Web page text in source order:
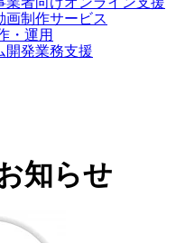
画制作サービス
・運用
開発業務支援
知らせ